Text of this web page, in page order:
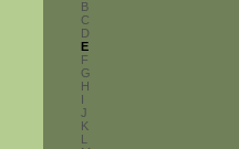
B
C
D
E
F
G
H
I
J
K
L